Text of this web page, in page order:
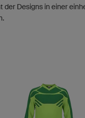
der Designs in einer